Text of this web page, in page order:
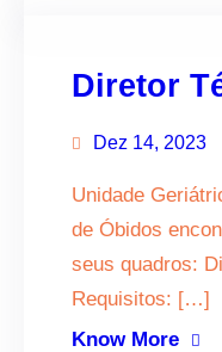
Diretor
Dez 14, 2023
Unidade
de Óbidos
seus quadros:
Requisitos: […]
Know More